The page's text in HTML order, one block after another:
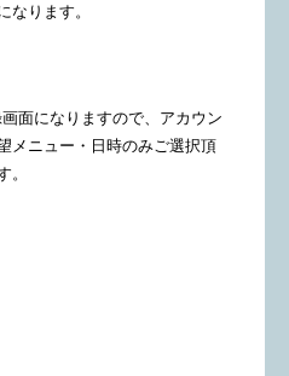
なります。
面になりますので、アカウン
メニュー・日時のみご選択頂
。